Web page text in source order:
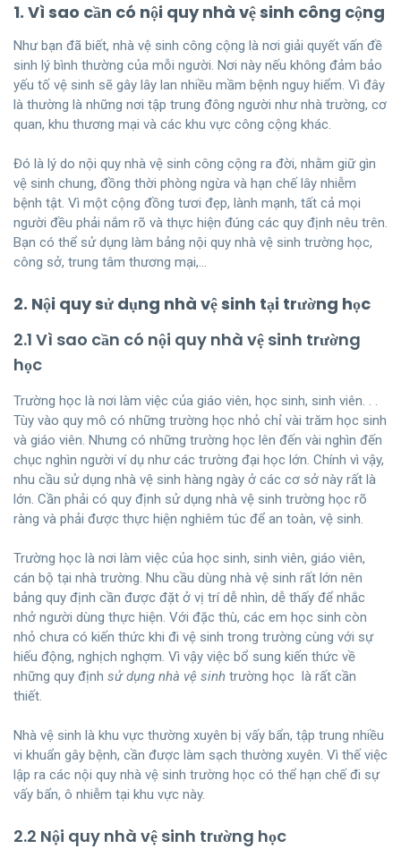
1. Vì sao cần có nội quy nhà vệ sinh công cộng
Như bạn đã biết, nhà vệ sinh công cộng là nơi giải quyết vấn đề
sinh lý bình thường của mỗi người. Nơi này nếu không đảm bảo
yếu tố vệ sinh sẽ gây lây lan nhiều mầm bệnh nguy hiểm. Vì đây
là thường là những nơi tập trung đông người như nhà trường, cơ
quan, khu thương mại và các khu vực công cộng khác.
Đó là lý do nội quy nhà vệ sinh công cộng ra đời, nhằm giữ gìn
vệ sinh chung, đồng thời phòng ngừa và hạn chế lây nhiễm
bệnh tật. Vì một cộng đồng tươi đẹp, lành mạnh, tất cả mọi
người đều phải nắm rõ và thực hiện đúng các quy định nêu trên.
Bạn có thể sử dụng làm bảng nội quy nhà vệ sinh trường học,
công sở, trung tâm thương mại,…
2. Nội quy sử dụng nhà vệ sinh tại trường học
2.1 Vì sao cần có nội quy nhà vệ sinh trường
học
Trường học là nơi làm việc của giáo viên, học sinh, sinh viên. . .
Tùy vào quy mô có những trường học nhỏ chỉ vài trăm học sinh
và giáo viên. Nhưng có những trường học lên đến vài nghìn đến
chục nghìn người ví dụ như các trường đại học lớn. Chính vì vậy,
nhu cầu sử dụng nhà vệ sinh hàng ngày ở các cơ sở này rất là
lớn. Cần phải có quy định sử dụng nhà vệ sinh trường học rõ
ràng và phải được thực hiện nghiêm túc để an toàn, vệ sinh.
Trường học là nơi làm việc của học sinh, sinh viên, giáo viên,
cán bộ tại nhà trường. Nhu cầu dùng nhà vệ sinh rất lớn nên
bảng quy định cần được đặt ở vị trí dễ nhìn, dễ thấy để nhắc
nhở người dùng thực hiện. Với đặc thù, các em học sinh còn
nhỏ chưa có kiến thức khi đi vệ sinh trong trường cùng với sự
hiếu động, nghịch nghợm. Vì vậy việc bổ sung kiến thức về
những quy định sử dụng nhà vệ sinh trường học là rất cần
thiết.
Nhà vệ sinh là khu vực thường xuyên bị vấy bẩn, tập trung nhiều
vi khuẩn gây bệnh, cần được làm sạch thường xuyên. Vì thế việc
lập ra các nội quy nhà vệ sinh trường học có thể hạn chế đi sự
vấy bẩn, ô nhiễm tại khu vực này.
2.2 Nội quy nhà vệ sinh trường học